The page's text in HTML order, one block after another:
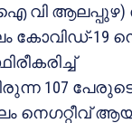
വി ആലപ്പുഴ)
കോവിഡ്-19
107
നെഗറ്റീവ്